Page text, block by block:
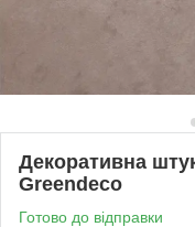
Декоративна
Greendeco
Готово до відправки